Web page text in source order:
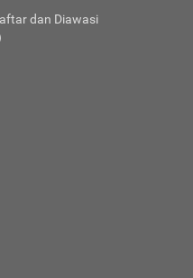
dan Diawasi